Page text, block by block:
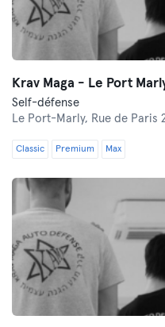
Krav Maga - Le Port
Self-défense
Le Port-Marly, Rue de Paris
Classic Premium Max